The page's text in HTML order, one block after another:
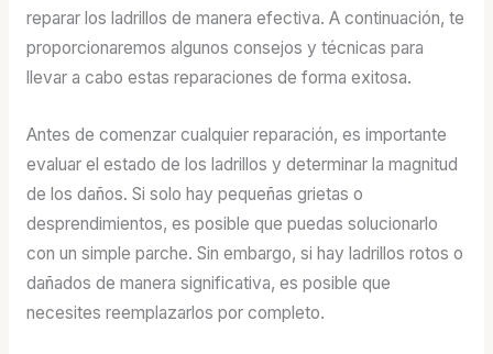
reparar los ladrillos de manera efectiva. A continuación, te
proporcionaremos algunos consejos y técnicas para
llevar a cabo estas reparaciones de forma exitosa.
Antes de comenzar cualquier reparación, es importante
evaluar el estado de los ladrillos y determinar la magnitud
de los daños. Si solo hay pequeñas grietas o
desprendimientos, es posible que puedas solucionarlo
con un simple parche. Sin embargo, si hay ladrillos rotos o
dañados de manera significativa, es posible que
necesites reemplazarlos por completo.